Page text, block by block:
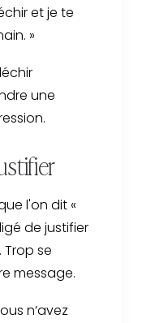
et je te
»
une
l'on dit «
de justifier
se
message.
n’avez